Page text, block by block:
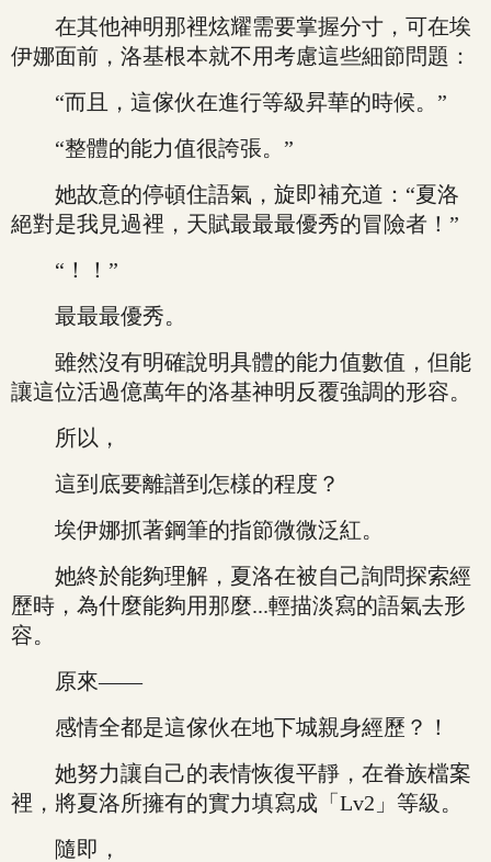
在其他神明那裡炫耀需要掌握分寸，可在埃
伊娜面前，洛基根本就不用考慮這些細節問題：
“而且，這傢伙在進行等級昇華的時候。”
“整體的能力值很誇張。”
她故意的停頓住語氣，旋即補充道：“夏洛
絕對是我見過裡，天賦最最最優秀的冒險者！”
“！！”
最最最優秀。
雖然沒有明確說明具體的能力值數值，但能
讓這位活過億萬年的洛基神明反覆強調的形容。
所以，
這到底要離譜到怎樣的程度？
埃伊娜抓著鋼筆的指節微微泛紅。
她終於能夠理解，夏洛在被自己詢問探索經
歷時，為什麼能夠用那麼...輕描淡寫的語氣去形
容。
原來——
感情全都是這傢伙在地下城親身經歷？！
她努力讓自己的表情恢復平靜，在眷族檔案
裡，將夏洛所擁有的實力填寫成「Lv2」等級。
隨即，